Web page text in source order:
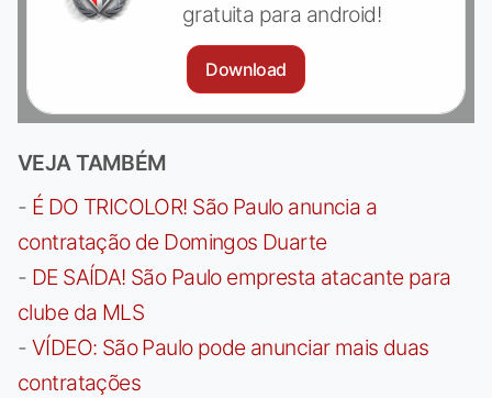
gratuita para android!
Download
VEJA TAMBÉM
- É DO TRICOLOR! São Paulo anuncia a
contratação de Domingos Duarte
- DE SAÍDA! São Paulo empresta atacante para
clube da MLS
- VÍDEO: São Paulo pode anunciar mais duas
contratações